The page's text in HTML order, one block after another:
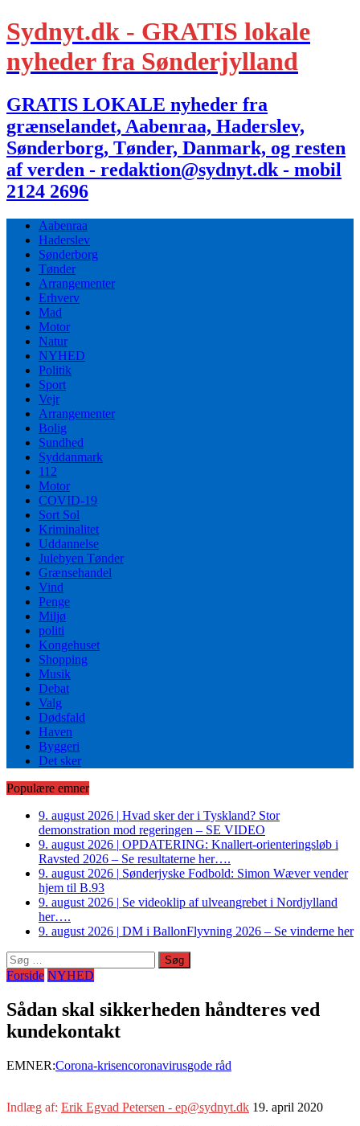
Sydnyt.dk - GRATIS lokale
nyheder fra Sønderjylland
GRATIS LOKALE nyheder fra
grænselandet, Aabenraa, Haderslev,
Sønderborg, Tønder, Danmark, og resten
af verden - redaktion@sydnyt.dk - mobil
2124 2696
Aabenraa
Haderslev
Sønderborg
Tønder
Arrangementer
Erhverv
Mad
Motor
Natur
NYHED
Politik
Sport
Vejr
Arrangementer
Bolig
Sundhed
Syddanmark
112
Motor
COVID-19
Sort Sol
Kriminalitet
Uddannelse
Julebyen Tønder
Grænsehandel
Vind
Penge
Miljø
politi
Kongehuset
Shopping
Musik
Debat
Valg
Dødsfald
Haven
Byggeri
Det sker
Populære emner
9. august 2026 | Hvad sker der i Tyskland? Stor
demonstration mod regeringen – SE VIDEO
9. august 2026 | OPDATERING: Knallert-orienteringsløb i
Ravsted 2026 – Se resultaterne her….
9. august 2026 | Sønderjyske Fodbold: Simon Wæver vender
hjem til B.93
9. august 2026 | Se videoklip af ulveangrebet i Nordjylland
her….
9. august 2026 | DM i BallonFlyvning 2026 – Se vinderne her
Søg
efter:
Forside NYHED
Sådan skal sikkerheden håndteres ved
kundekontakt
EMNER:Corona-krisencoronavirusgode råd
Indlæg af: Erik Egvad Petersen - ep@sydnyt.dk 19. april 2020